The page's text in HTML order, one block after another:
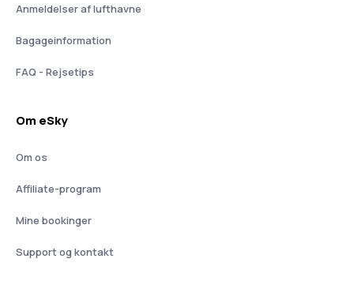
Anmeldelser af lufthavne
Bagageinformation
FAQ - Rejsetips
Om eSky
Om os
Affiliate-program
Mine bookinger
Support og kontakt